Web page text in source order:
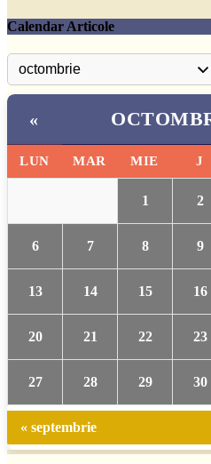
Calendar Articole
«
LUN MAR MIE J
1 2
6 7 8 9
13 14 15 16
20 21 22 23
27 28 29 30
« septembrie